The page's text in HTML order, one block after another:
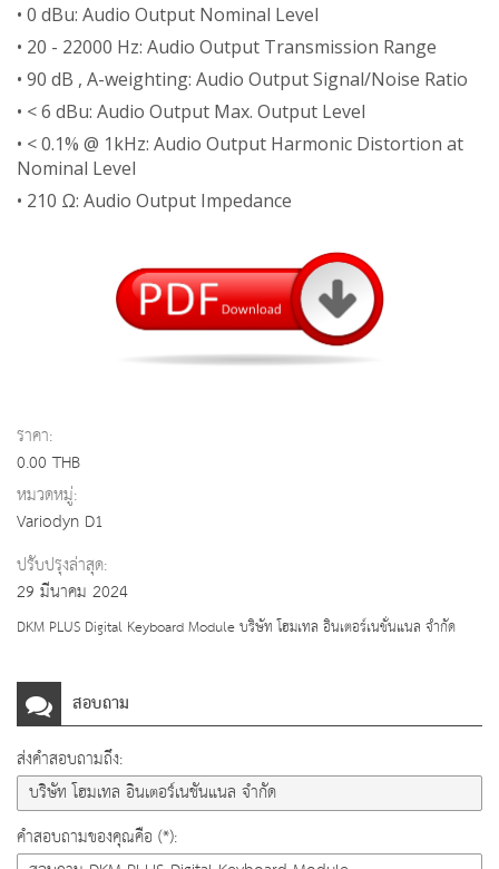
• 0 dBu: Audio Output Nominal Level
• 20 - 22000 Hz: Audio Output Transmission Range
• 90 dB , A-weighting: Audio Output Signal/Noise Ratio
• < 6 dBu: Audio Output Max. Output Level
• < 0.1% @ 1kHz: Audio Output Harmonic Distortion at
Nominal Level
• 210 Ω: Audio Output Impedance
ราคา:
0.00 THB
หมวดหมู่:
Variodyn D1
ปรับปรุงล่าสุด:
29 มีนาคม 2024
DKM PLUS Digital Keyboard Module บริษัท โฮมเทล อินเตอร์เนชั่นแนล จำกัด
สอบถาม
ส่งคำสอบถามถึง:
คำสอบถามของคุณคือ (*):